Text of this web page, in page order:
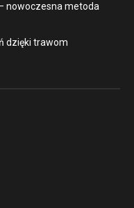
nowoczesna metoda
dzięki trawom